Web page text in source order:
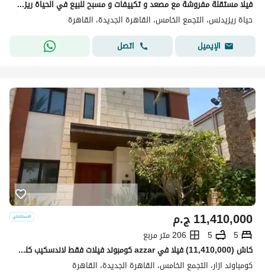
فيلا مستقلة مفروشة مع مصعد و تكييفات و مسبح للبيع في الحياة ريزيدنس القاهرة الجديدة El Hayah Residence
حياة ريزيدنس، التجمع الخامس، القاهرة الجديدة، القاهرة
الإيميل
اتصل
ج.م11,410,000
5
5
206 متر مربع
كاش (11,410,000) فيلا في azzar كومبوند فيلات فقط لاندسكيب كلوسمارت ونظافه كوميونتي عالي جدا في التجمع
كومباوند ازار، التجمع الخامس، القاهرة الجديدة، القاهرة